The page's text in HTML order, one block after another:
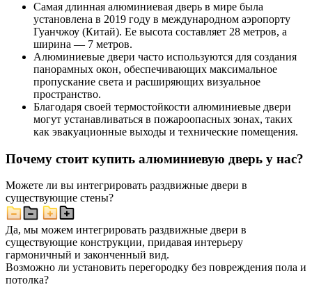
Самая длинная алюминиевая дверь в мире была
установлена в 2019 году в международном аэропорту
Гуанчжоу (Китай). Ее высота составляет 28 метров, а
ширина — 7 метров.
Алюминиевые двери часто используются для создания
панорамных окон, обеспечивающих максимальное
пропускание света и расширяющих визуальное
пространство.
Благодаря своей термостойкости алюминиевые двери
могут устанавливаться в пожароопасных зонах, таких
как эвакуационные выходы и технические помещения.
Почему стоит купить алюминиевую дверь у нас?
Можете ли вы интегрировать раздвижные двери в
существующие стены?
Да, мы можем интегрировать раздвижные двери в
существующие конструкции, придавая интерьеру
гармоничный и законченный вид.
Возможно ли установить перегородку без повреждения пола и
потолка?